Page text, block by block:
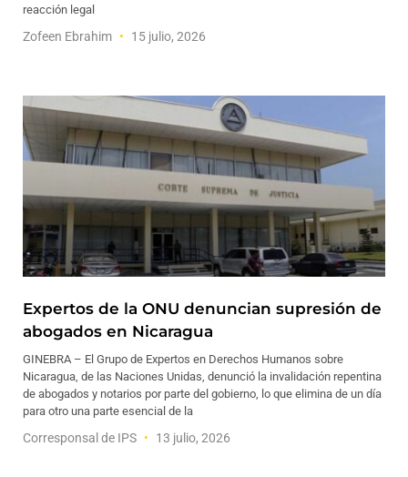
reacción legal
Zofeen Ebrahim 15 julio, 2026
Expertos de la ONU denuncian supresión de
abogados en Nicaragua
GINEBRA – El Grupo de Expertos en Derechos Humanos sobre
Nicaragua, de las Naciones Unidas, denunció la invalidación repentina
de abogados y notarios por parte del gobierno, lo que elimina de un día
para otro una parte esencial de la
Corresponsal de IPS 13 julio, 2026